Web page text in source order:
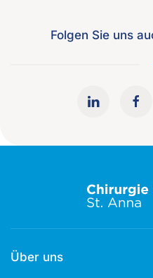
Folgen Sie uns
Über uns